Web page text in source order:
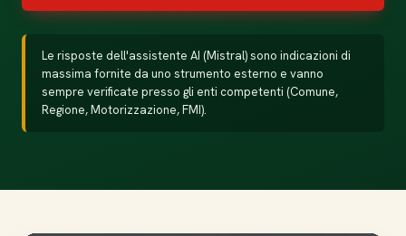
Le risposte dell'assistente AI (Mistral) sono indicazioni di
massima fornite da uno strumento esterno e vanno
sempre verificate presso gli enti competenti (Comune,
Regione, Motorizzazione, FMI).